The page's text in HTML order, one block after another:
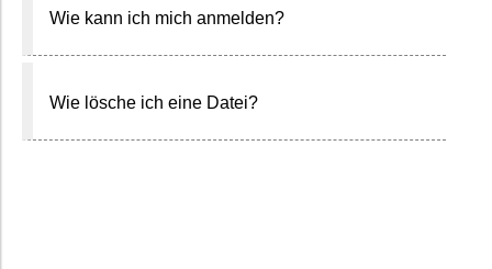
Wie kann ich mich anmelden?
Wie lösche ich eine Datei?